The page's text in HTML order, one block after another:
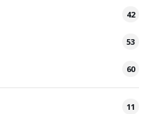
42
53
60
11